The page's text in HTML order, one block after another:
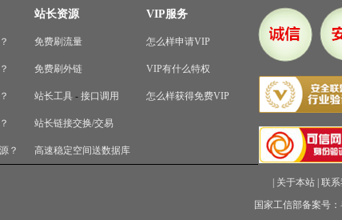
？
站长资源
免费刷流量
免费刷外链
站长工具 - 接口调用
站长链接交换/交易
高速稳定空间送数据库
VIP服务
怎么样申请VIP
VIP有什么特权
怎么样获得免费VIP
关于本站 联系
国家工信部备案号：